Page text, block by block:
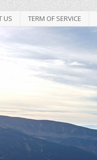
US TERM OF SERVICE